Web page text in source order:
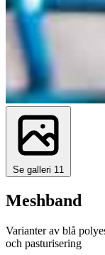
Se galleri 11
Meshband
Varianter av blå
och pasturisering